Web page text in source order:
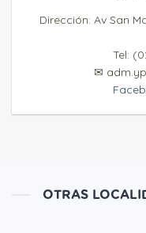
Dirección: Av San
Tel:
✉
OTRAS